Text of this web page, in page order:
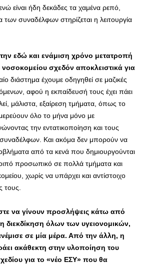
είναι ήδη δεκάδες τα χαμένα ρεπό,
συναδέλφων στηρίζεται η λειτουργία
εδώ και ενάμιση χρόνο μετατροπή
νοσοκομείου σχεδόν αποκλειστικά για
διάστημα έχουμε οδηγηθεί σε μαζικές
αφού η εκπαίδευσή τους έχει πάει
μάλιστα, εξαίρεση τμήματα, όπως το
όλο το μήνα μόνο με
την εντατικοποίηση και τους
Και ακόμα δεν μπορούν να
από τα κενά που δημιουργούνται
προσωπικό σε πολλά τμήματα και
χωρίς να υπάρχει και αντίστοιχο
τους.
να γίνουν προσλήψεις κάτω από
διεκδίκηση όλων των υγειονομικών,
σε μία μέρα. Από την άλλη, η
ακάθεκτη στην υλοποίηση του
για το «νέο ΕΣΥ» που θα